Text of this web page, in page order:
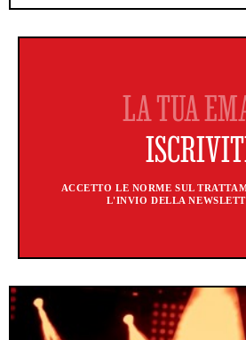
ACCETTO LE NORME SUL
L'INVIO DELLA